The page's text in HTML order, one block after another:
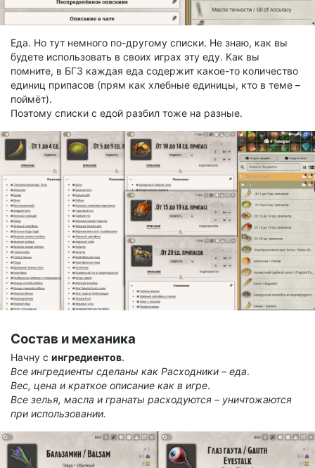
Еда. Но тут немного по-другому списки. Не знаю, как вы
будете использовать в своих играх эту еду. Как вы
помните, в БГ3 каждая еда содержит какое-то количество
единиц припасов (прям как хлебные единицы, кто в теме –
поймёт).
Поэтому списки с едой разбил тоже на разные.
Состав и механика
Начну с ингредиентов.
Все ингредиенты сделаны как Расходники – еда.
Вес, цена и краткое описание как в игре.
Все зелья, масла и гранаты расходуются – уничтожаются
при использовании.